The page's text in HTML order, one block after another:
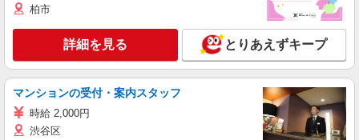
柏市
詳細を見る とりあえずキープ
マンションの受付・案内スタッフ
時給 2,000円
渋谷区